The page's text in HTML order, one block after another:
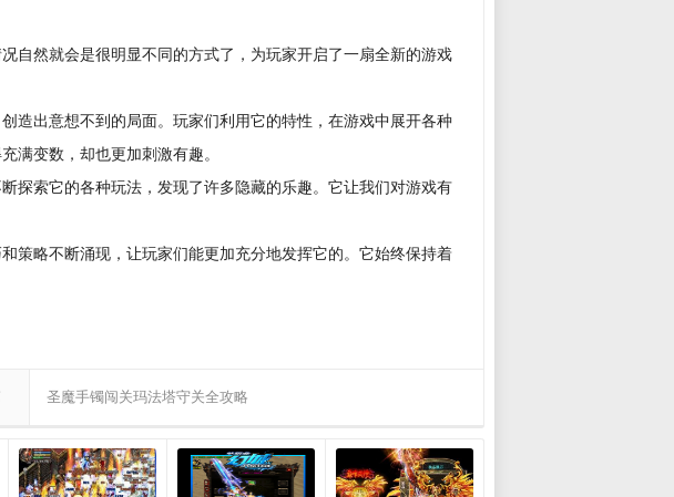
然就会是很明显不同的方式了，为玩家开启了一扇全新的游戏
出意想不到的局面。玩家们利用它的特性，在游戏中展开各种
满变数，却也更加刺激有趣。
索它的各种玩法，发现了许多隐藏的乐趣。它让我们对游戏有
略不断涌现，让玩家们能更加充分地发挥它的。它始终保持着
圣魔手镯闯关玛法塔守关全攻略